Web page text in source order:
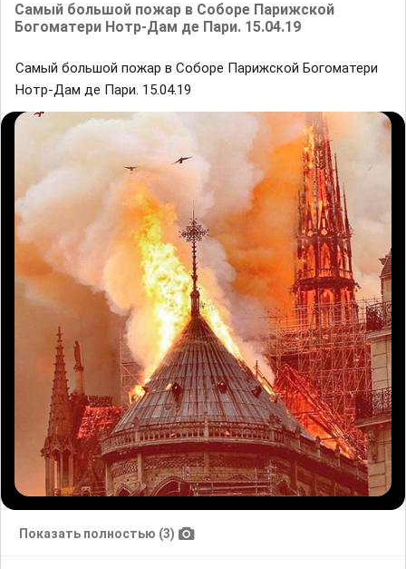
Самый большой пожар в Соборе Парижской
Богоматери Нотр-Дам де Пари. 15.04.19
Самый большой пожар в Соборе Парижской Богоматери
Нотр-Дам де Пари. 15.04.19
Показать полностью (3)